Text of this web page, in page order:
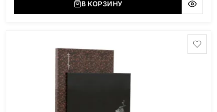
В КОРЗИНУ